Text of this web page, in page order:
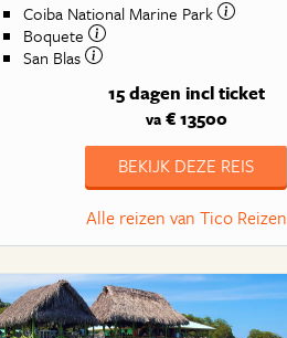
Coiba National Marine Park
Boquete
San Blas
15 dagen incl ticket
va€ 13500
BEKIJK DEZE REIS
Alle reizen van Tico Reizen